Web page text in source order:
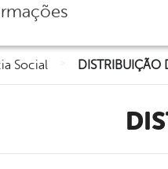
Social DISTRIBUIÇÃO